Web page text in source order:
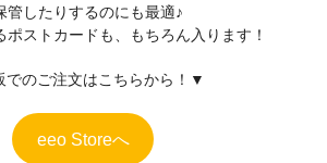
管したりするのにも最適♪
ストカードも、もちろん入ります！
でのご注文はこちらから！▼
eeo Storeへ